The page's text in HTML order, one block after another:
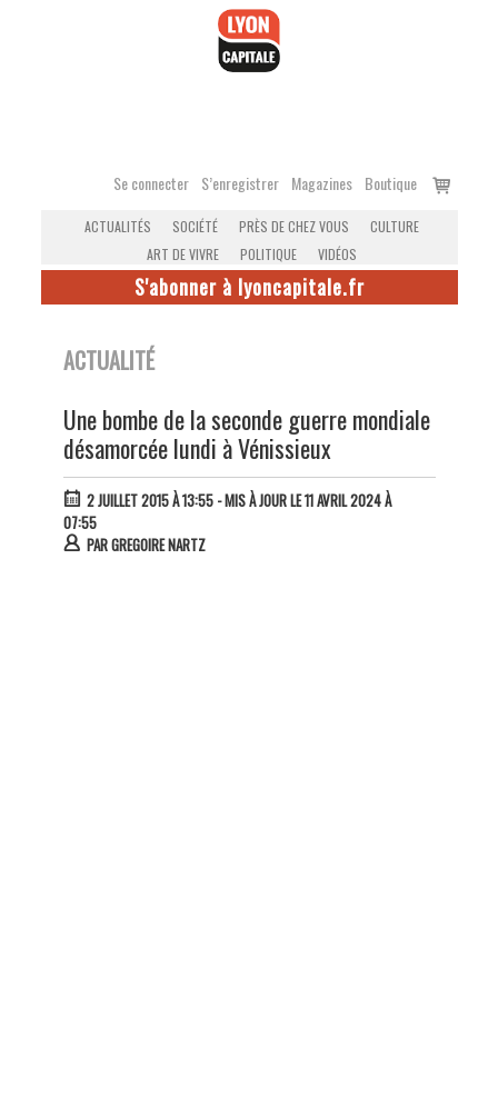
Se connecter S’enregistrer Magazines Boutique
Voir
ACTUALITÉS SOCIÉTÉ PRÈS DE CHEZ VOUS
CULTURE
ART DE VIVRE
POLITIQUE VIDÉOS
S'abonner à lyoncapitale.fr
ACTUALITÉ
Une bombe de la seconde guerre mondiale
désamorcée lundi à Vénissieux
2 JUILLET 2015 À 13:55- MIS À JOUR LE 11 AVRIL 2024 À
07:55
PARGREGOIRE NARTZ